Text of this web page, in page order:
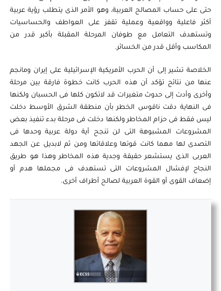
حتى على حساب المصالح العربية، وهو الأمر الذى يتطلب رؤية عربية
أكثر فاعلية وواقعية وعملية تقفز على العواطف والحساسيات
وتستهدف التعامل مع طوفان المرحلة المقبلة بأكبر قدر من
المكاسب وأقل قدر من الخسائر.
الخلاصة تشير إلى أن الحرب الأمريكية الإسرائيلية على إيران ومانجم
عنها من نتائج تؤكد أن هذه الحرب كانت خطوة فارقة بين مرحلة
وأخرى وأدت إلى حدوث متغيرات قد لاتكون كلها فى الحسبان ولكنها
فى النهاية دقت ناقوس الخطر بأن منطقة الشرق الأوسط دخلت
ليس فقط فى حزام المخاطر ولكنها دخلت فى مرحلة بدء تنفيذ بعض
المشروعات المشبوهة التى لن تنجح أية دولة عربية وحدها فى
التصدى لها مهما كانت قوتها وعلاقاتها ومن ثم لابديل عن الجهد
العربى الذى يستشعر حقيقة وجدية هذه المخاطر وهذا هو طريق
النجاح لإفشال المشروعات التى تستهدف فى مجملها هدم أو
إضعاف القوى أو القوة العربية لصالح أطراف أخرى.